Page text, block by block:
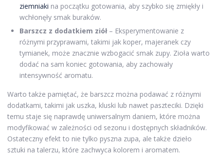
ziemniaki na początku gotowania, aby szybko się zmiękły i
wchłonęły smak buraków.
Barszcz z dodatkiem ziół– Eksperymentowanie z
różnymi przyprawami, takimi jak koper, majeranek czy
tymianek, może znacznie wzbogacić smak zupy. Zioła warto
dodać na sam koniec gotowania, aby zachowały
intensywność aromatu.
Warto także pamiętać, że barszcz można podawać z różnymi
dodatkami, takimi jak uszka, kluski lub nawet paszteciki. Dzięki
temu staje się naprawdę uniwersalnym daniem, które można
modyfikować w zależności od sezonu i dostępnych składników.
Ostateczny efekt to nie tylko pyszna zupa, ale także dzieło
sztuki na talerzu, które zachwyca kolorem i aromatem.